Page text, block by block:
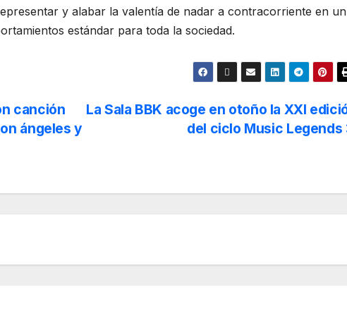
y alabar la valentía de nadar a contracorriente en un
estándar para toda la sociedad.
La Sala BBK acoge en otoño la XXI
del ciclo Music Legends
canción
ángeles y